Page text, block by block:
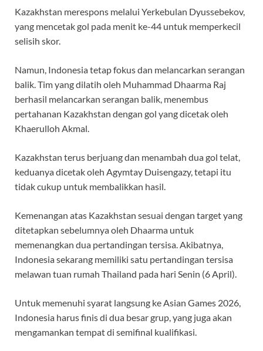
Kazakhstan merespons melalui Yerkebulan Dyussebekov,
yang mencetak gol pada menit ke-44 untuk memperkecil
selisih skor.
Namun, Indonesia tetap fokus dan melancarkan serangan
balik. Tim yang dilatih oleh Muhammad Dhaarma Raj
berhasil melancarkan serangan balik, menembus
pertahanan Kazakhstan dengan gol yang dicetak oleh
Khaerulloh Akmal.
Kazakhstan terus berjuang dan menambah dua gol telat,
keduanya dicetak oleh Agymtay Duisengazy, tetapi itu
tidak cukup untuk membalikkan hasil.
Kemenangan atas Kazakhstan sesuai dengan target yang
ditetapkan sebelumnya oleh Dhaarma untuk
memenangkan dua pertandingan tersisa. Akibatnya,
Indonesia sekarang memiliki satu pertandingan tersisa
melawan tuan rumah Thailand pada hari Senin (6 April).
Untuk memenuhi syarat langsung ke Asian Games 2026,
Indonesia harus finis di dua besar grup, yang juga akan
mengamankan tempat di semifinal kualifikasi.